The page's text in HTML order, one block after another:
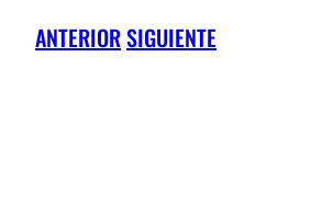
ANTERIORSIGUIENTE